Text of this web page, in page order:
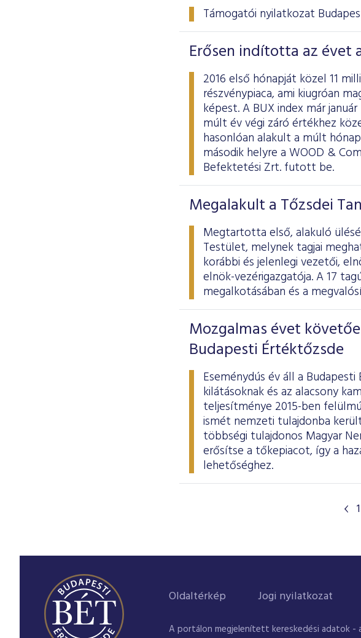
Támogatói nyilatkozat
Erősen indította az évet
2016 első hónapját közel 11
részvénypiaca, ami kiugróan
képest. A BUX index már
múlt év végi záró értékhez
hasonlóan alakult a múlt
második helyre a WOOD &
Befektetési Zrt. futott be.
Megalakult a Tőzsdei
Megtartotta első, alakuló
Testület, melynek tagjai
korábbi és jelenlegi vezetői,
elnök-vezérigazgatója. A 17
megalkotásában és a
Mozgalmas évet
Budapesti Értéktőzsde
Eseménydús év áll a
kilátásoknak és az alacsony
teljesítménye 2015-ben
ismét nemzeti tulajdonba
többségi tulajdonos Magyar
erősítse a tőkepiacot, így a
lehetőséghez.
1
Oldaltérkép Jogi nyilatkozat
A portálon megjelenített kereskedési adatok -